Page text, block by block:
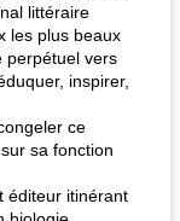
littéraire
les plus beaux
perpétuel vers
inspirer,
ce
sa fonction
éditeur itinérant